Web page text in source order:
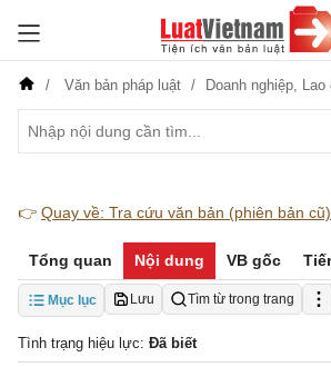
Văn bản pháp luật Doanh nghiệp,
👉 Quay về: Tra cứu văn bản (phiên bản cũ)
Tổng quan Nội dung VB gốc
Mục lục Lưu Tìm từ trong trang
Tình trạng hiệu lực: Đã biết